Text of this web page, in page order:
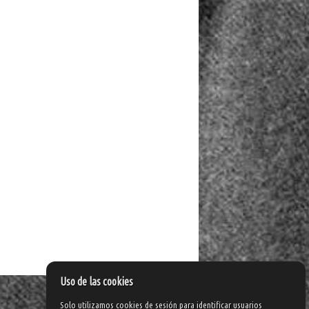
Uso de las cookies
Solo utilizamos cookies de sesión para identificar usuarios